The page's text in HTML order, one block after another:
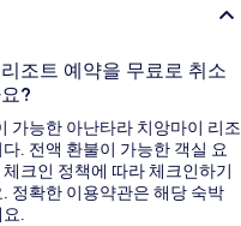
조트 예약을 무료로 취소
?
가능한 아난타라 치앙마이 리조
. 전액 환불이 가능한 객실 요
크인 정책에 따라 체크인하기
정확한 이용약관은 해당 숙박
.